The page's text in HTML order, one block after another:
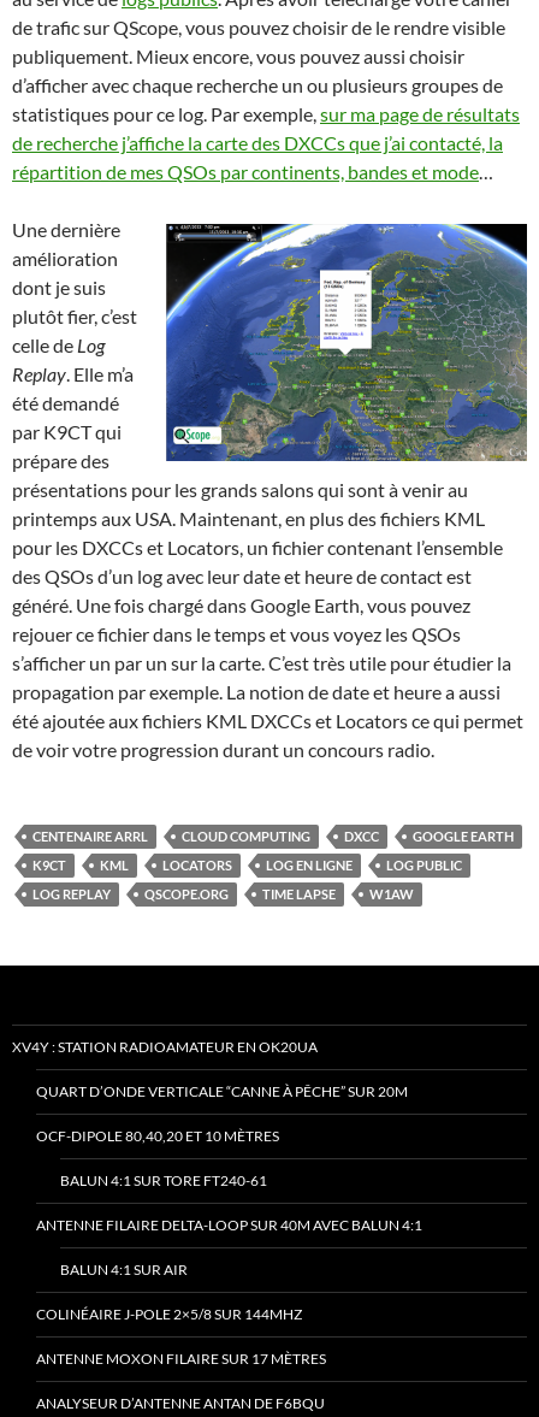
de trafic sur QScope, vous pouvez choisir de le rendre visible
publiquement. Mieux encore, vous pouvez aussi choisir
d’afficher avec chaque recherche un ou plusieurs groupes de
statistiques pour ce log. Par exemple,sur ma page de résultats
de recherche j’affiche la carte des DXCCs que j’ai contacté, la
répartition de mes QSOs par continents, bandes et mode…
Une dernière
amélioration
dont je suis
plutôt fier, c’est
celle de Log
Replay. Elle m’a
été demandé
par K9CT qui
prépare des
présentations pour les grands salons qui sont à venir au
printemps aux USA. Maintenant, en plus des fichiers KML
pour les DXCCs et Locators, un fichier contenant l’ensemble
des QSOs d’un log avec leur date et heure de contact est
généré. Une fois chargé dans Google Earth, vous pouvez
rejouer ce fichier dans le temps et vous voyez les QSOs
s’afficher un par un sur la carte. C’est très utile pour étudier la
propagation par exemple. La notion de date et heure a aussi
été ajoutée aux fichiers KML DXCCs et Locators ce qui permet
de voir votre progression durant un concours radio.
CENTENAIRE ARRL CLOUD COMPUTING DXCC
GOOGLE EARTH
K9CT
KML LOCATORS LOG EN LIGNE
LOG PUBLIC
LOG REPLAY
QSCOPE.ORG TIME LAPSE W1AW
XV4Y : STATION RADIOAMATEUR EN OK20UA
QUART D’ONDE VERTICALE “CANNE À PÊCHE” SUR 20M
OCF-DIPOLE 80,40,20 ET 10 MÈTRES
BALUN 4:1 SUR TORE FT240-61
ANTENNE FILAIRE DELTA-LOOP SUR 40M AVEC BALUN 4:1
BALUN 4:1 SUR AIR
COLINÉAIRE J-POLE 2×5/8 SUR 144MHZ
ANTENNE MOXON FILAIRE SUR 17 MÈTRES
ANALYSEUR D’ANTENNE ANTAN DE F6BQU